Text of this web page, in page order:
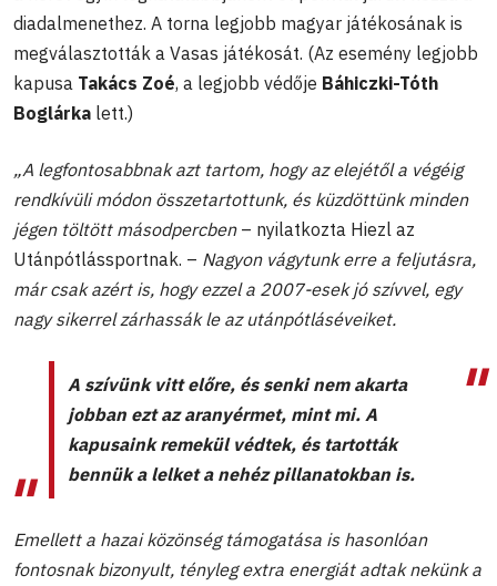
diadalmenethez. A torna legjobb magyar játékosának is
megválasztották a Vasas játékosát. (Az esemény legjobb
kapusa Takács Zoé, a legjobb védője Báhiczki-Tóth
Boglárka lett.)
„A legfontosabbnak azt tartom, hogy az elejétől a végéig
rendkívüli módon összetartottunk, és küzdöttünk minden
jégen töltött másodpercben – nyilatkozta Hiezl az
Utánpótlássportnak. – Nagyon vágytunk erre a feljutásra,
már csak azért is, hogy ezzel a 2007-esek jó szívvel, egy
nagy sikerrel zárhassák le az utánpótláséveiket.
A szívünk vitt előre, és senki nem akarta
jobban ezt az aranyérmet, mint mi. A
kapusaink remekül védtek, és tartották
bennük a lelket a nehéz pillanatokban is.
Emellett a hazai közönség támogatása is hasonlóan
fontosnak bizonyult, tényleg extra energiát adtak nekünk a